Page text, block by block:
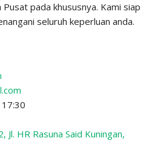
pada khususnya. Kami siap
seluruh keperluan anda.
17:30
Jl. HR Rasuna Said Kuningan,